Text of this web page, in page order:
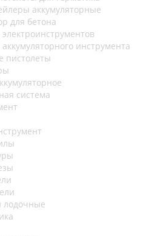
аккумуляторные
для бетона
инструмента
пистолеты
система